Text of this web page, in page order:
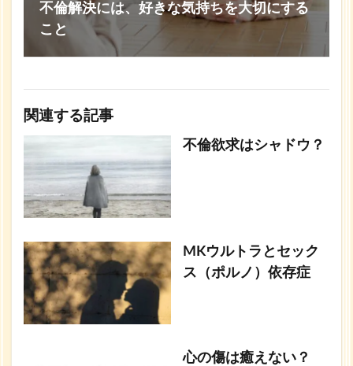
不倫解決には、好きな気持ちを大切にする
こと
関連する記事
不倫欲求はシャドウ？
MKウルトラとセック
ス（ポルノ）依存症
心の傷は癒えない？